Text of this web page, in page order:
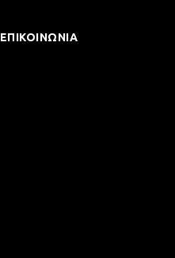
ΕΠΙΚΟΙΝΩΝΊΑ